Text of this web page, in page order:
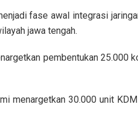
fase awal integrasi
jawa tengah.
pembentukan 25.000
menargetkan 30.000 unit